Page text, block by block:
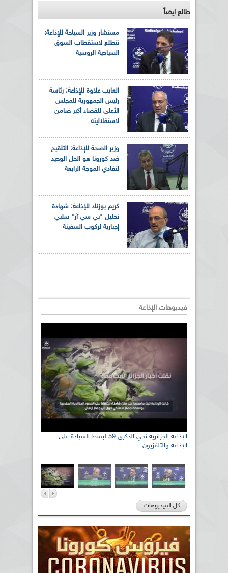
طالع ايضاً
مستشار وزير السياحة للإذاعة:
نتطلع لاستقطاب السوق
السياحية الروسية
العايب علاوة للإذاعة: رئاسة
رئيس الجمهورية للمجلس
الأعلى للقضاء أكبر ضامن
لاستقلاليته
وزير الصحة للإذاعة: التلقيح
ضد كورونا هو الحل الوحيد
لتفادي الموجة الرابعة
كريم بوزناد للإذاعة: شهادة
تحليل "بي سي آر" سلبي
إجبارية لركوب السفينة
فيديوهات الإذاعة
الإذاعة الجزائرية تحي الذكرى 59 لبسط السيادة على
الإذاعة والتلفزيون
كل الفيديوهات